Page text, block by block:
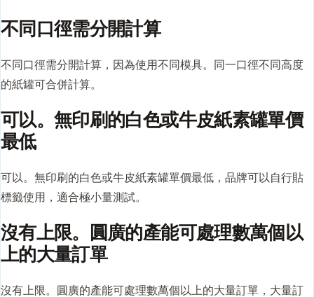
不同口徑需分開計算
不同口徑需分開計算，因為使用不同模具。同一口徑不同高度
的紙罐可合併計算。
可以。無印刷的白色或牛皮紙素罐單價
最低
可以。無印刷的白色或牛皮紙素罐單價最低，品牌可以自行貼
標籤使用，適合極小量測試。
沒有上限。圓廣的產能可處理數萬個以
上的大量訂單
沒有上限。圓廣的產能可處理數萬個以上的大量訂單，大量訂